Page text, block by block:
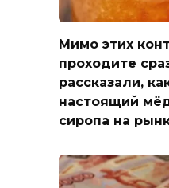
Мимо этих
проходите
рассказали,
настоящий
сиропа на